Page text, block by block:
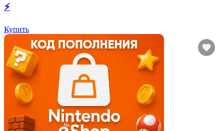
⚡
Купить